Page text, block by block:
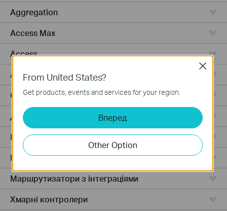
Aggregation
Access Max
Access
Access Pro
GPON
Дротові маршрутизатори
Бездротові маршрутизатори
Маршрутизатори 4G WiFi
Маршрутизатори з інтеграціями
Хмарні контролери
From United States?
Get products, events and services for your region.
Вперед
Other Option
Close